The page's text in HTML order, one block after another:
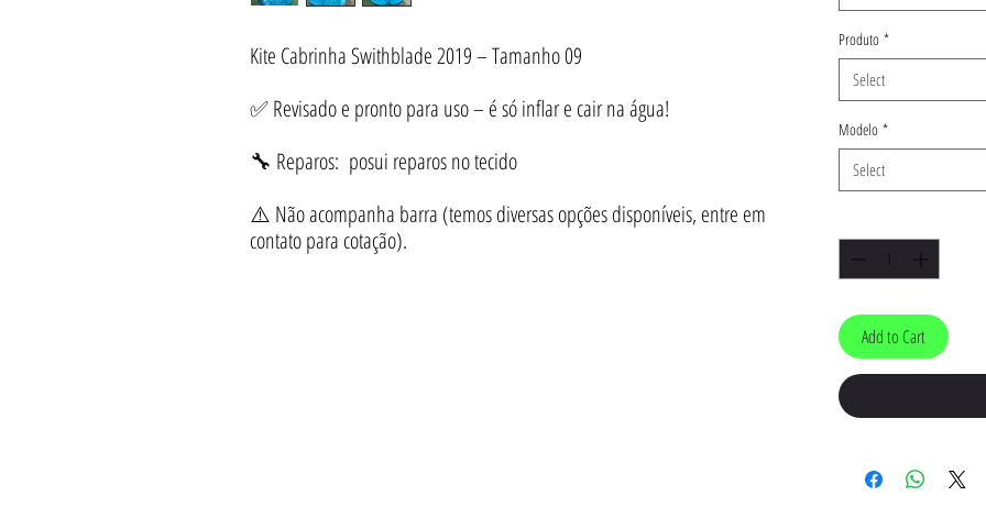
Kite Cabrinha Swithblade 2019 – Tamanho 09
✅ Revisado e pronto para uso – é só inflar e cair na água!
🔧 Reparos: posui reparos no tecido
⚠️ Não acompanha barra (temos diversas opções disponíveis, entre em
contato para cotação).
Produto *
Select
Modelo *
Select
Add to Cart